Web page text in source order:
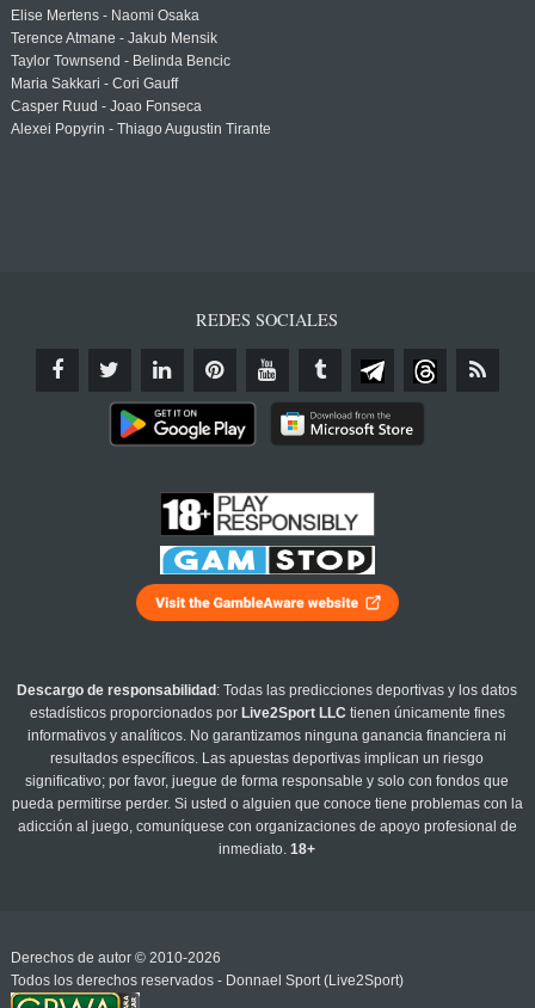
Elise Mertens - Naomi Osaka
Terence Atmane - Jakub Mensik
Taylor Townsend - Belinda Bencic
Maria Sakkari - Cori Gauff
Casper Ruud - Joao Fonseca
Alexei Popyrin - Thiago Augustin Tirante
REDES SOCIALES
Descargo de responsabilidad : Todas las predicciones deportivas y los datos
estadísticos proporcionados por Live2Sport LLC tienen únicamente fines
informativos y analíticos. No garantizamos ninguna ganancia financiera ni
resultados específicos. Las apuestas deportivas implican un riesgo
significativo; por favor, juegue de forma responsable y solo con fondos que
pueda permitirse perder. Si usted o alguien que conoce tiene problemas con la
adicción al juego, comuníquese con organizaciones de apoyo profesional de
inmediato.18+
Derechos de autor © 2010-2026
Todos los derechos reservados - Donnael Sport (Live2Sport)